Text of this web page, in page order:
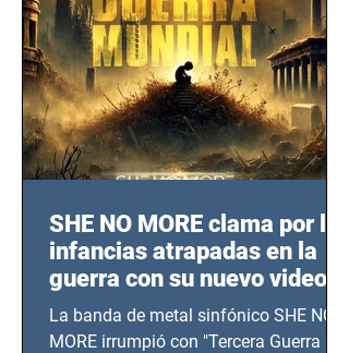
SHE NO MORE clama por las
infancias atrapadas en la
guerra con su nuevo video
TERCERA GUERRA
MUNDIAL
La banda de metal sinfónico SHE NO
MORE irrumpió con "Tercera Guerra